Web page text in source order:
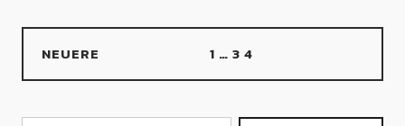
NEUERE 1 … 3 4